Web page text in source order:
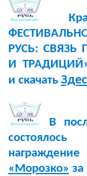
РУСЬ: СВЯЗЬ
И
и скачать
В
«Морозко» за